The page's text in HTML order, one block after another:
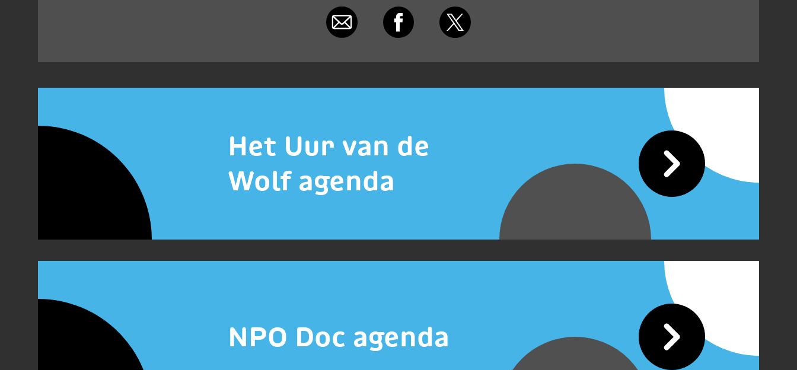
Het Uur van de
Wolf agenda
NPO Doc agenda